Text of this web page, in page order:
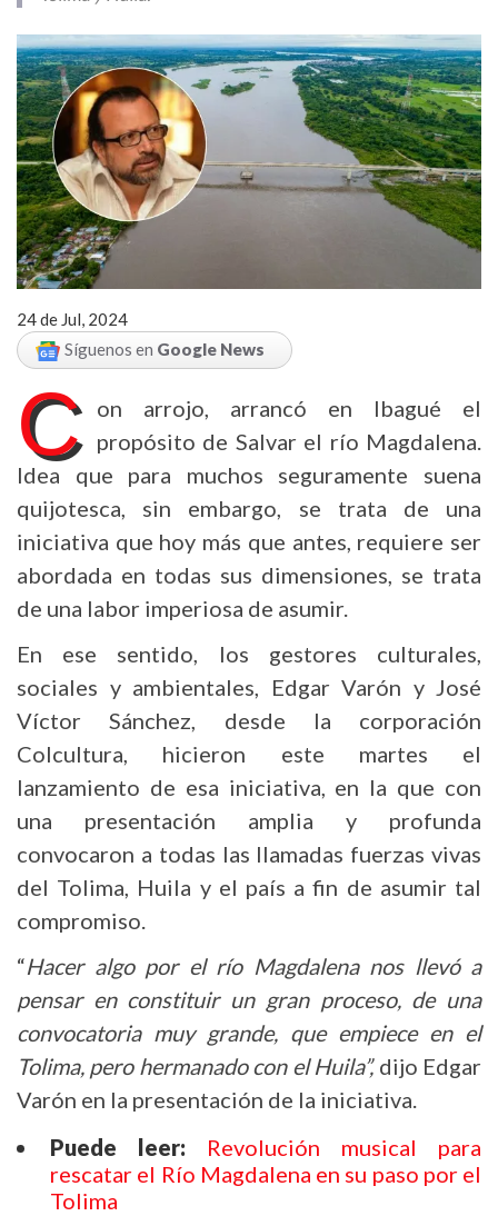
24 de Jul, 2024
Síguenos en Google News
C
on arrojo, arrancó en Ibagué el
propósito de Salvar el río Magdalena.
Idea que para muchos seguramente suena
quijotesca, sin embargo, se trata de una
iniciativa que hoy más que antes, requiere ser
abordada en todas sus dimensiones, se trata
de una labor imperiosa de asumir.
En ese sentido, los gestores culturales,
sociales y ambientales, Edgar Varón y José
Víctor Sánchez, desde la corporación
Colcultura, hicieron este martes el
lanzamiento de esa iniciativa, en la que con
una presentación amplia y profunda
convocaron a todas las llamadas fuerzas vivas
del Tolima, Huila y el país a fin de asumir tal
compromiso.
“Hacer algo por el río Magdalena nos llevó a
pensar en constituir un gran proceso, de una
convocatoria muy grande, que empiece en el
Tolima, pero hermanado con el Huila”,dijo Edgar
Varón en la presentación de la iniciativa.
Puede leer: Revolución musical para
rescatar el Río Magdalena en su paso por el
Tolima